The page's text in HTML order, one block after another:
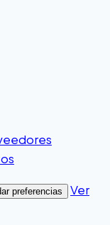
preferencias
Ver